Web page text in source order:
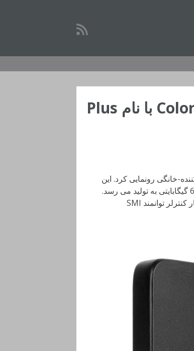
خانگی رونمایی کرد. این
خانواده که سری Plus نام گرفته است، در ظرفیت های 160، 320 و 640 گیگابایتی به تولید می رسد.
تمامی آنها از تراشه های نیمه هادی 3D TLC NAND بهره می برند و اینبار کنترلر توانمند SMI